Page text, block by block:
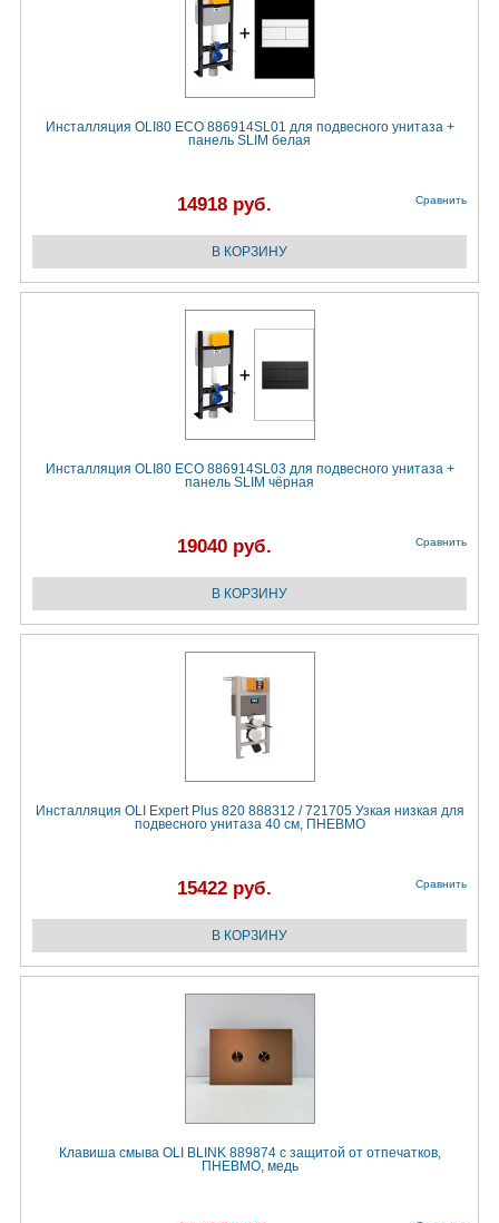
Инсталляция OLI80 ECO 886914SL01 для подвесного унитаза +
панель SLIM белая
14918 руб. Сравнить
Инсталляция OLI80 ECO 886914SL03 для подвесного унитаза +
панель SLIM чёрная
19040 руб. Сравнить
Инсталляция OLI Expert Plus 820 888312 / 721705 Узкая низкая для
подвесного унитаза 40 см, ПНЕВМО
15422 руб. Сравнить
Клавиша смыва OLI BLINK 889874 с защитой от отпечатков,
ПНЕВМО, медь